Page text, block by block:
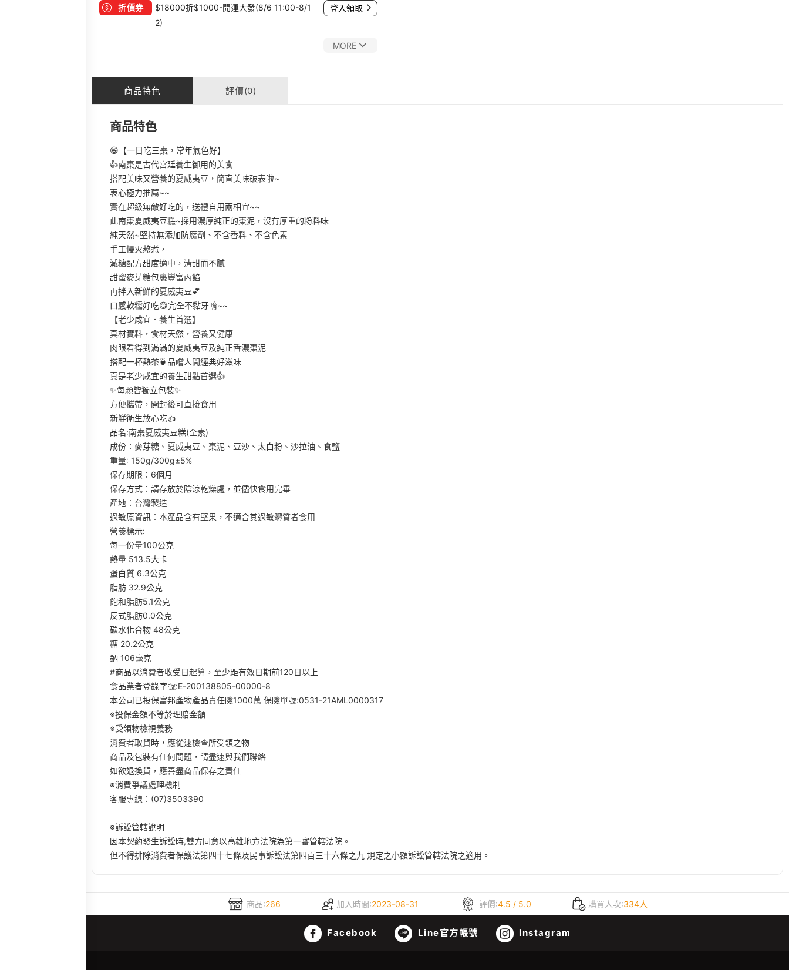
折價券
$18000折$1000-開運大發(8/6 11:00-8/1
2)
登入領取
MORE
商品特色 評價(0)
商品特色
😁【一日吃三棗，常年氣色好】
👍南棗是古代宮廷養生御用的美食
搭配美味又營養的夏威夷豆，簡直美味破表啦~
衷心極力推薦~~
實在超級無敵好吃的，送禮自用兩相宜~~
此南棗夏威夷豆糕~採用濃厚純正的棗泥，沒有厚重的粉料味
純天然~堅持無添加防腐劑、不含香料、不含色素
手工慢火熬煮，
減糖配方甜度適中，清甜而不膩
甜蜜麥芽糖包裹豐富內餡
再拌入新鮮的夏威夷豆💕
口感軟糯好吃😋完全不黏牙唷~~
【老少咸宜．養生首選】
真材實料，食材天然，營養又健康
肉眼看得到滿滿的夏威夷豆及純正香濃棗泥
搭配一杯熱茶🍵品嚐人間經典好滋味
真是老少咸宜的養生甜點首選👍
✨每顆皆獨立包裝✨
方便攜帶，開封後可直接食用
新鮮衛生放心吃👍
品名:南棗夏威夷豆糕(全素)
成份：麥芽糖、夏威夷豆、棗泥、豆沙、太白粉、沙拉油、食鹽
重量: 150g/300g±5%
保存期限：6個月
保存方式：請存放於陰涼乾燥處，並儘快食用完畢
產地：台灣製造
過敏原資訊：本產品含有堅果，不適合其過敏體質者食用
營養標示:
每一份量100公克
熱量 513.5大卡
蛋白質 6.3公克
脂肪 32.9公克
飽和脂肪5.1公克
反式脂肪0.0公克
碳水化合物 48公克
糖 20.2公克
鈉 106毫克
#商品以消費者收受日起算，至少距有效日期前120日以上
食品業者登錄字號:E-200138805-00000-8
本公司已投保富邦產物產品責任險1000萬 保險單號:0531-21AML0000317
※投保金額不等於理賠金額
※受領物檢視義務​
消費者取貨時，應從速檢查所受領之物​
商品及包裝有任何問題，請盡速與我們聯絡​
如欲退換貨，應善盡商品保存之責任​
※消費爭議處理機制​
客服專線：(07)3503390
※訴訟管轄說明​
因本契約發生訴訟時,雙方同意以高雄地方法院為第一審管轄法院。​
但不得排除消費者保護法第四十七條及民事訴訟法第四百三十六條之九 規定之小額訴訟管轄法院之適用。​
商品:266 加入時間:2023-08-31 評價:4.5 / 5.0 購買人次:334人
Facebook Line官方帳號 Instagram